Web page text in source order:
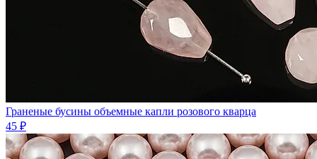
Граненые бусины объемные капли розового кварца
45 ₽